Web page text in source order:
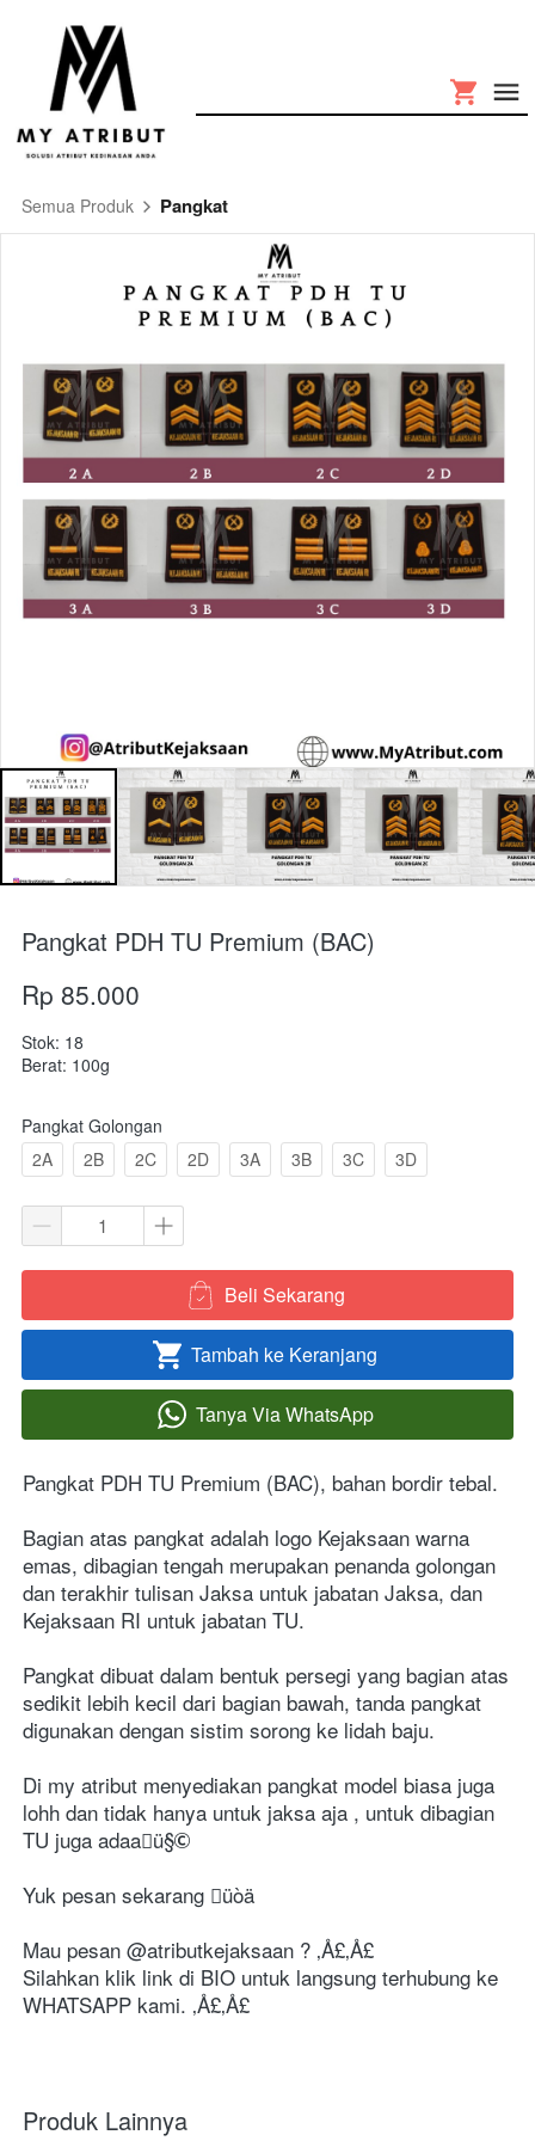
Semua Produk Pangkat
Pangkat PDH TU Premium (BAC)
Rp 85.000
Stok: 18
Berat: 100g
Pangkat Golongan
2A
2B 2C 2D 3A 3B 3C 3D
` Beli Sekarang
` Tambah ke Keranjang
` Tanya Via WhatsApp
Pangkat PDH TU Premium (BAC), bahan bordir tebal.
Bagian atas pangkat adalah logo Kejaksaan warna
emas, dibagian tengah merupakan penanda golongan
dan terakhir tulisan Jaksa untuk jabatan Jaksa, dan
Kejaksaan RI untuk jabatan TU.
Pangkat dibuat dalam bentuk persegi yang bagian atas
sedikit lebih kecil dari bagian bawah, tanda pangkat
digunakan dengan sistim sorong ke lidah baju.
Di my atribut menyediakan pangkat model biasa juga
lohh dan tidak hanya untuk jaksa aja , untuk dibagian
TU juga adaaü§
Yuk pesan sekarang üòä
Mau pesan @atributkejaksaan ? ‚Å£‚Å£
Silahkan klik link di BIO untuk langsung terhubung ke
WHATSAPP kami. ‚Å£‚Å£
Produk Lainnya